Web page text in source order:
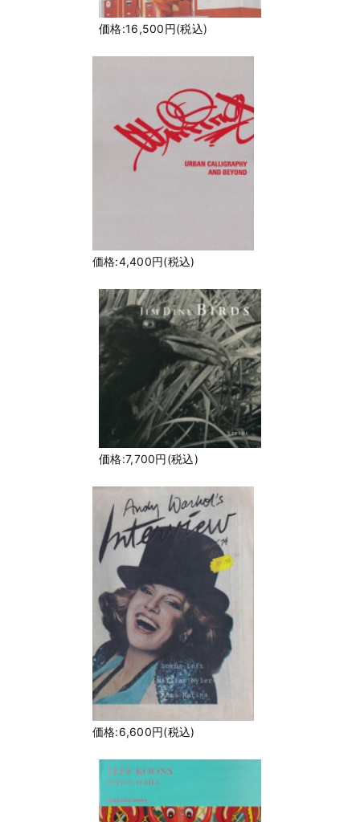
価格:16,500円(税込)
価格:4,400円(税込)
価格:7,700円(税込)
価格:6,600円(税込)